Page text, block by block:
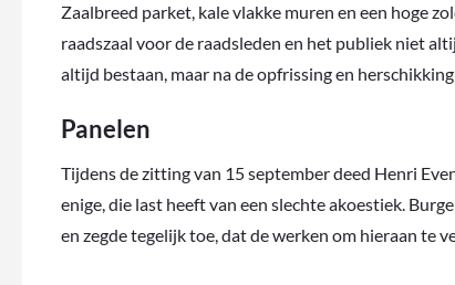
Zaalbreed parket, kale vlakke muren en een hoge
raadszaal voor de raadsleden en het publiek niet
altijd bestaan, maar na de opfrissing en
Panelen
Tijdens de zitting van 15 september deed Henri
enige, die last heeft van een slechte akoestiek.
en zegde tegelijk toe, dat de werken om hieraan te